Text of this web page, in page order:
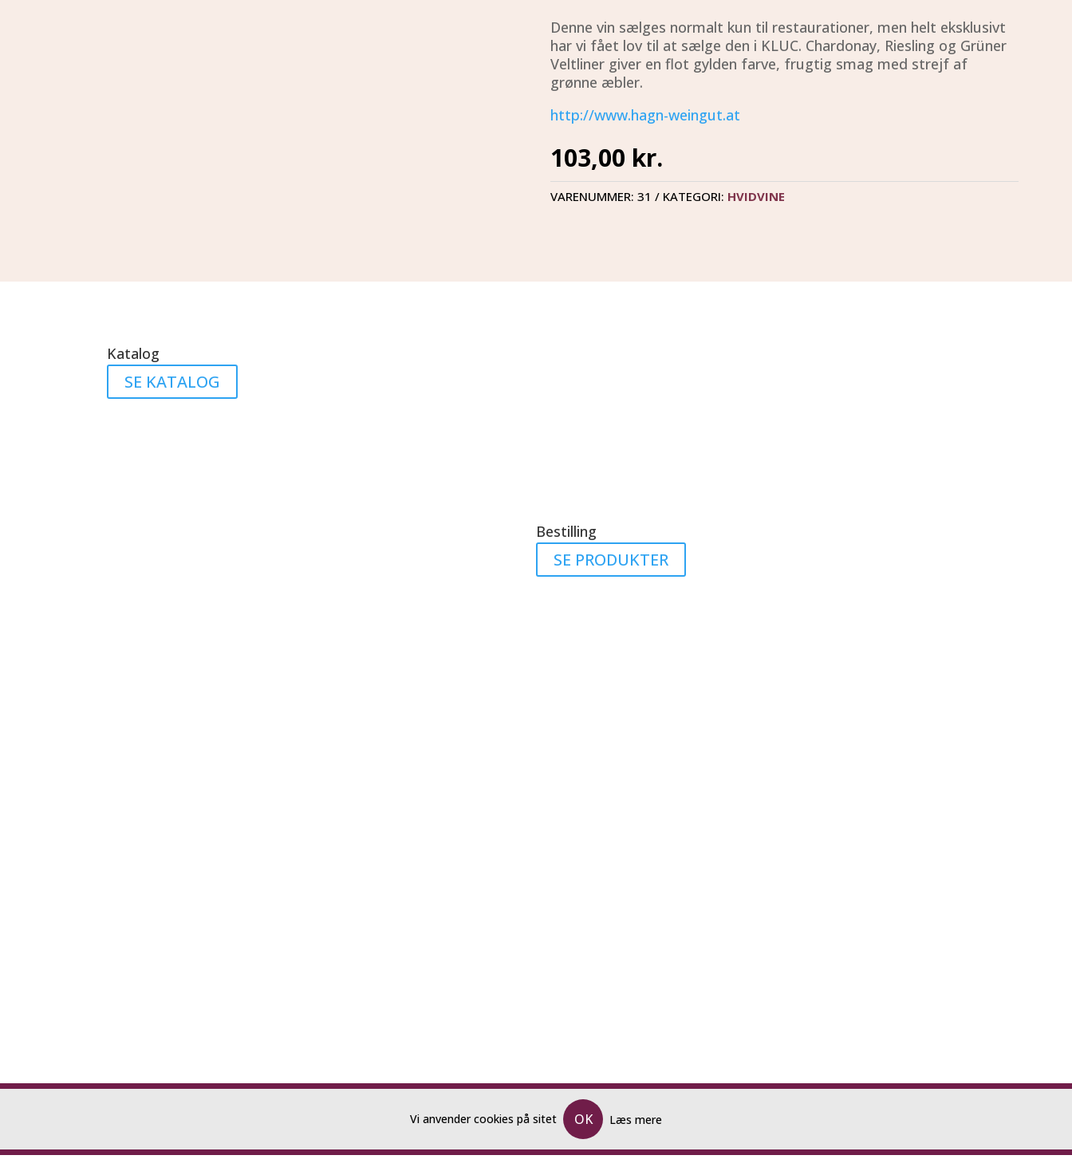
Denne vin sælges normalt kun til restaurationer, men helt eksklusivt
har vi fået lov til at sælge den i KLUC. Chardonay, Riesling og Grüner
Veltliner giver en flot gylden farve, frugtig smag med strejf af
grønne æbler.
http://www.hagn-weingut.at
103,00 kr.
VARENUMMER:31 KATEGORI: HVIDVINE
Katalog
SE KATALOG
Bestilling
SE PRODUKTER
E:frederik@kluc.dk
Vi anvender cookies på sitet OK Læs mere